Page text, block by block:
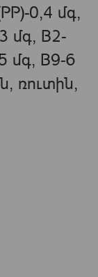
0,4 մգ,
մգ, B2-
մգ, B9-6
ռուտին,